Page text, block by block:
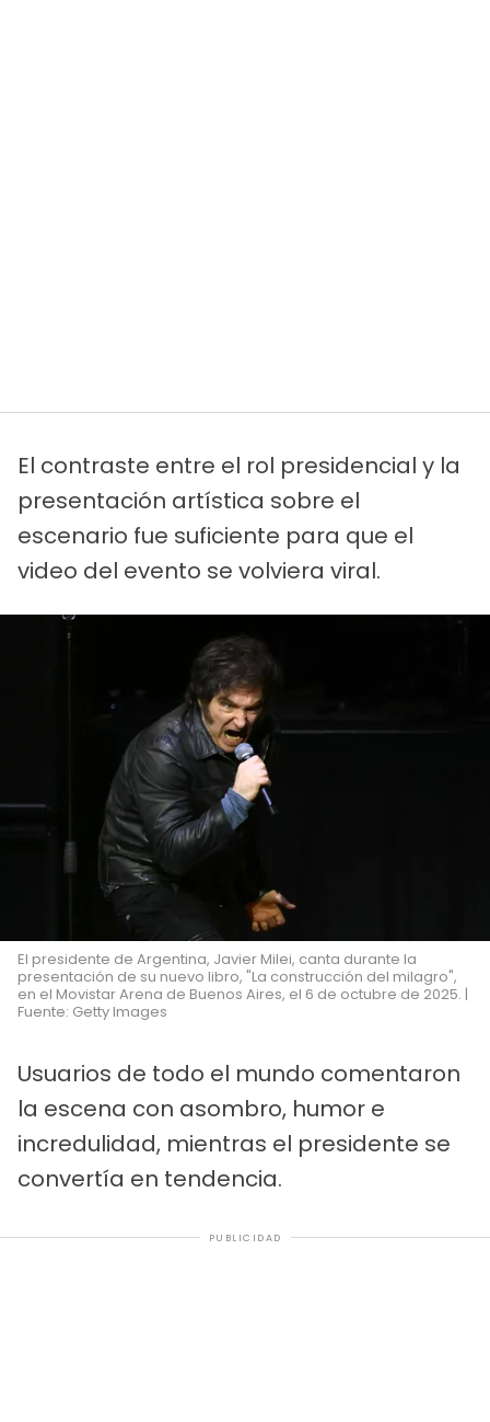
El contraste entre el rol presidencial y la
presentación artística sobre el
escenario fue suficiente para que el
video del evento se volviera viral.
El presidente de Argentina, Javier Milei, canta durante la
presentación de su nuevo libro, "La construcción del milagro",
en el Movistar Arena de Buenos Aires, el 6 de octubre de 2025. |
Fuente: Getty Images
Usuarios de todo el mundo comentaron
la escena con asombro, humor e
incredulidad, mientras el presidente se
convertía en tendencia.
PUBLICIDAD